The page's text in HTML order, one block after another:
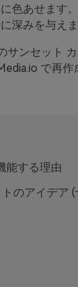
色あせます
深みを与えま
ンセット
で再
能する理由
のアイデア